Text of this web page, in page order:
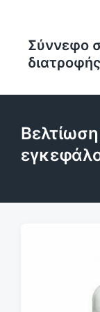
Σύννεφο
διατροφής